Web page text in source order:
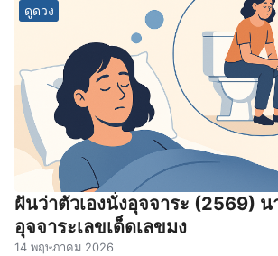
ดูดวง
ฝันว่าตัวเองนั่งอุจจาระ (2569) น
อุจจาระเลขเด็ดเลขมง
14 พฤษภาคม 2026